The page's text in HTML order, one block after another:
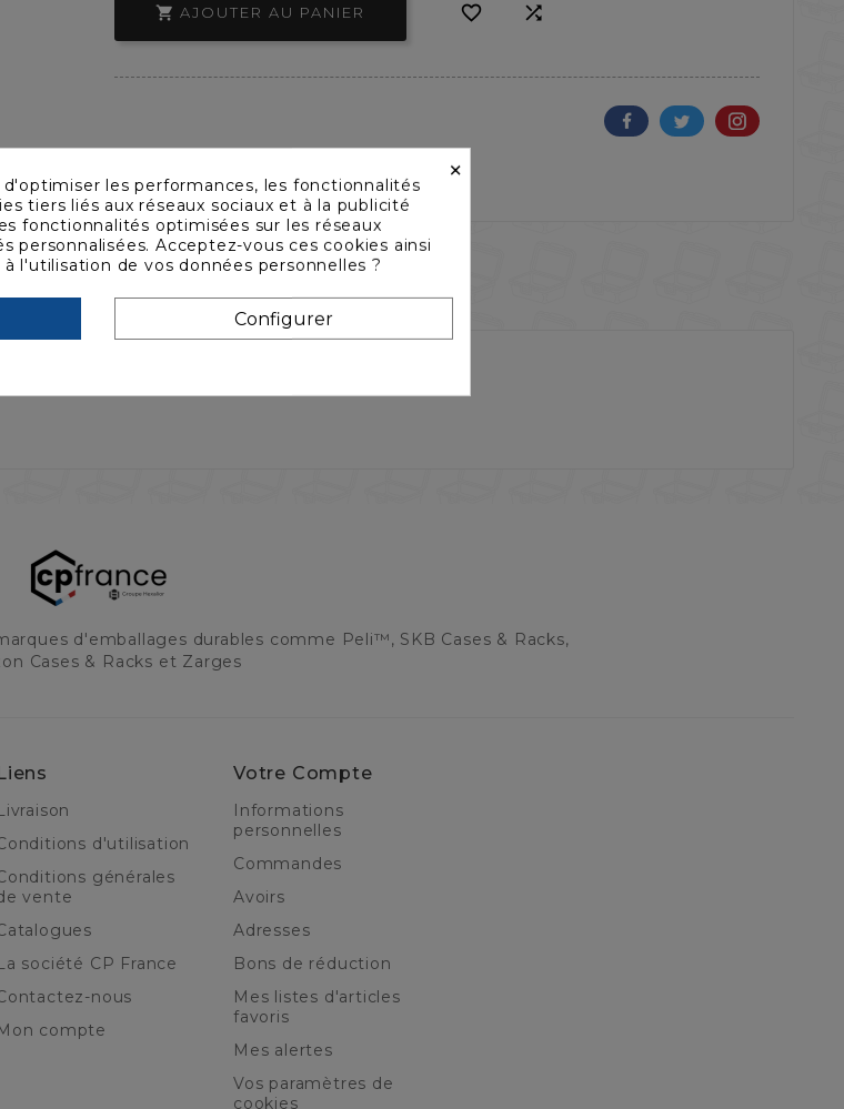
 AJOUTER AU PANIER  
d'emballages durables comme Peli™, SKB Cases & Racks,
Cases & Racks et Zarges
d'utilisation
générales
vente
société CP France
nous
compte
Votre Compte
Informations
personnelles
Commandes
Avoirs
Adresses
Bons de réduction
Mes listes d'articles
favoris
Mes alertes
Vos paramètres de
cookies
×
les performances, les fonctionnalités
tiers liés aux réseaux sociaux et à la publicité
fonctionnalités optimisées sur les réseaux
personnalisées. Acceptez-vous ces cookies ainsi
l'utilisation de vos données personnelles ?
Configurer